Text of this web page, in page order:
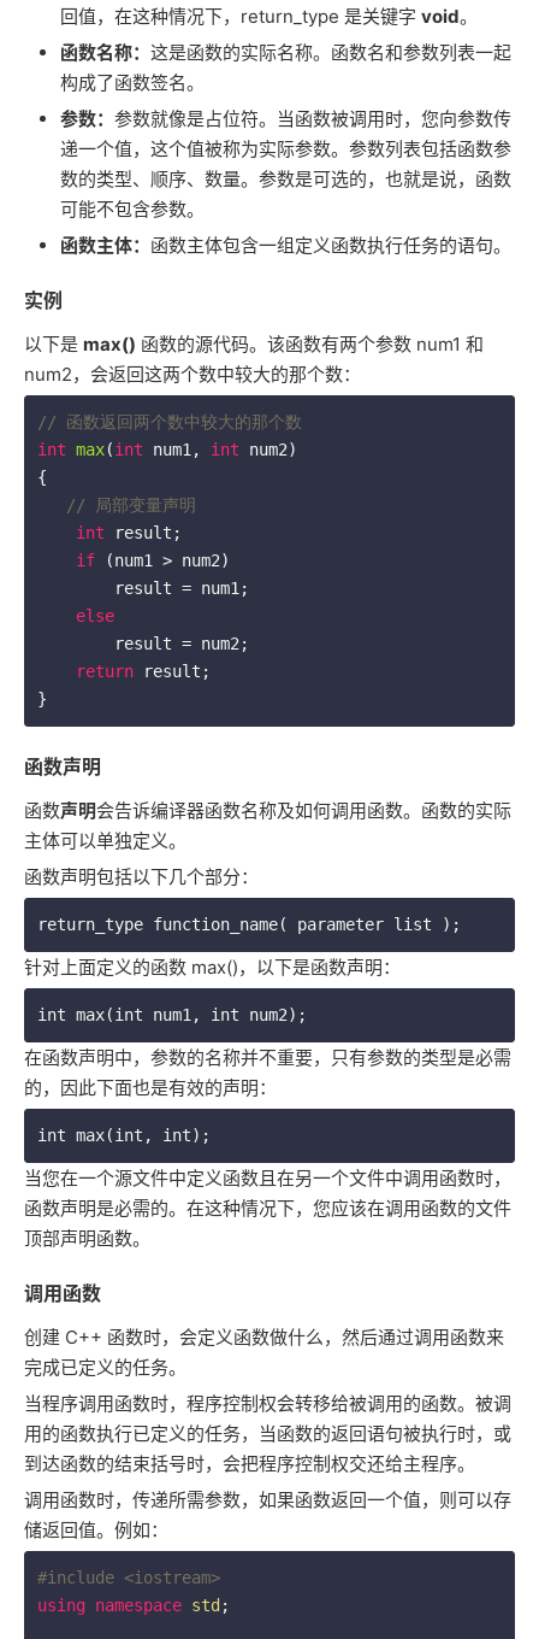
回值，在这种情况下，return_type 是关键字 void。
函数名称： 这是函数的实际名称。函数名和参数列表一起
构成了函数签名。
参数： 参数就像是占位符。当函数被调用时，您向参数传
递一个值，这个值被称为实际参数。参数列表包括函数参
数的类型、顺序、数量。参数是可选的，也就是说，函数
可能不包含参数。
函数主体： 函数主体包含一组定义函数执行任务的语句。
实例
以下是 max() 函数的源代码。该函数有两个参数 num1 和
num2，会返回这两个数中较大的那个数：
// 函数返回两个数中较大的那个数
int max(int num1, int num2)
{
// 局部变量声明
int result;
if (num1 > num2)
else
return result;
函数声明
函数声明会告诉编译器函数名称及如何调用函数。函数的实际
主体可以单独定义。
函数声明包括以下几个部分：
针对上面定义的函数 max()，以下是函数声明：
在函数声明中，参数的名称并不重要，只有参数的类型是必需
的，因此下面也是有效的声明：
当您在一个源文件中定义函数且在另一个文件中调用函数时，
函数声明是必需的。在这种情况下，您应该在调用函数的文件
顶部声明函数。
调用函数
创建 C++ 函数时，会定义函数做什么，然后通过调用函数来
完成已定义的任务。
当程序调用函数时，程序控制权会转移给被调用的函数。被调
用的函数执行已定义的任务，当函数的返回语句被执行时，或
到达函数的结束括号时，会把程序控制权交还给主程序。
调用函数时，传递所需参数，如果函数返回一个值，则可以存
储返回值。例如：
#include <iostream>
using namespace std ;